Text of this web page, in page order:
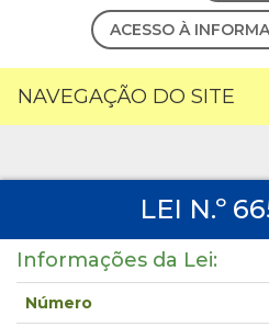
ACESSO À
NAVEGAÇÃO DO SITE
LEI N.º
Informações da Lei:
Número